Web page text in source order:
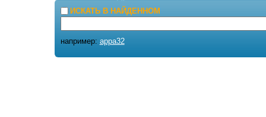
ИСКАТЬ В НАЙДЕННОМ
например: appa32